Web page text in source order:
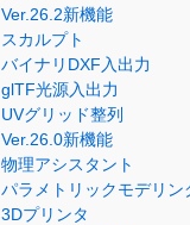
Ver.26.2新機能
スカルプト
バイナリDXF入出力
glTF光源入出力
UVグリッド整列
Ver.26.0新機能
物理アシスタント
パラメトリックモデリン
3Dプリンタ